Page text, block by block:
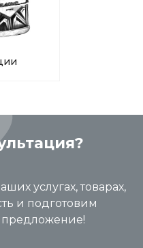
услугах, товарах,
и подготовим